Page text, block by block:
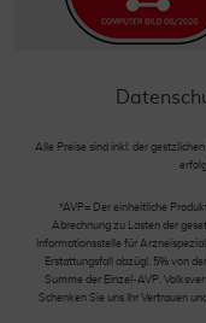
Alle Preise sind inkl. der
*AVP= Der einheitliche
Abrechnung zu Lasten der
Informationsstelle für
Erstattungsfall abzügl. 5% von
Summe der Einzel-AVP.
Schenken Sie uns Ihr Vertrauen